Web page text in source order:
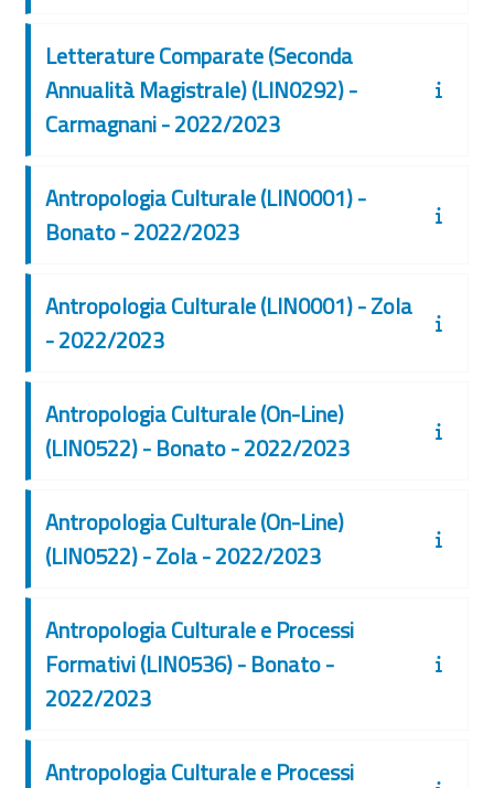
Letterature Comparate (Seconda
Annualità Magistrale) (LIN0292) -
Carmagnani - 2022/2023
Antropologia Culturale (LIN0001) -
Bonato - 2022/2023
Antropologia Culturale (LIN0001) - Zola
- 2022/2023
Antropologia Culturale (On-Line)
(LIN0522) - Bonato - 2022/2023
Antropologia Culturale (On-Line)
(LIN0522) - Zola - 2022/2023
Antropologia Culturale e Processi
Formativi (LIN0536) - Bonato -
2022/2023
Antropologia Culturale e Processi